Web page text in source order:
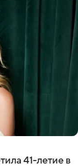
41-летие в